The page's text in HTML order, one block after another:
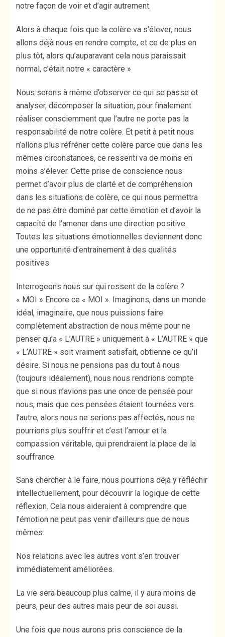
notre façon de voir et d’agir autrement.
Alors à chaque fois que la colère va s’élever, nous
allons déjà nous en rendre compte, et ce de plus en
plus tôt, alors qu’auparavant cela nous paraissait
normal, c’était notre « caractère »
Nous serons à même d’observer ce qui se passe et
analyser, décomposer la situation, pour finalement
réaliser consciemment que l’autre ne porte pas la
responsabilité de notre colère. Et petit à petit nous
n’allons plus réfréner cette colère parce que dans les
mêmes circonstances, ce ressenti va de moins en
moins s’élever. Cette prise de conscience nous
permet d’avoir plus de clarté et de compréhension
dans les situations de colère, ce qui nous permettra
de ne pas être dominé par cette émotion et d’avoir la
capacité de l’amener dans une direction positive.
Toutes les situations émotionnelles deviennent donc
une opportunité d’entraînement à des qualités
positives
Interrogeons nous sur qui ressent de la colère ?
« MOI » Encore ce « MOI ». Imaginons, dans un monde
idéal, imaginaire, que nous puissions faire
complètement abstraction de nous même pour ne
penser qu’a « L’AUTRE » uniquement à « L’AUTRE » que
« L’AUTRE » soit vraiment satisfait, obtienne ce qu’il
désire. Si nous ne pensions pas du tout à nous
(toujours idéalement), nous nous rendrions compte
que si nous n’avions pas une once de pensée pour
nous, mais que ces pensées étaient tournées vers
l’autre, alors nous ne serions pas affectés, nous ne
pourrions plus souffrir et c’est l’amour et la
compassion véritable, qui prendraient la place de la
souffrance.
Sans chercher à le faire, nous pourrions déjà y réfléchir
intellectuellement, pour découvrir la logique de cette
réflexion. Cela nous aideraient à comprendre que
l’émotion ne peut pas venir d’ailleurs que de nous
mêmes.
Nos relations avec les autres vont s’en trouver
immédiatement améliorées.
La vie sera beaucoup plus calme, il y aura moins de
peurs, peur des autres mais peur de soi aussi.
Une fois que nous aurons pris conscience de la